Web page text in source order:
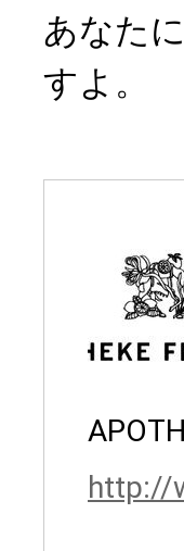
あなた
すよ。
http://